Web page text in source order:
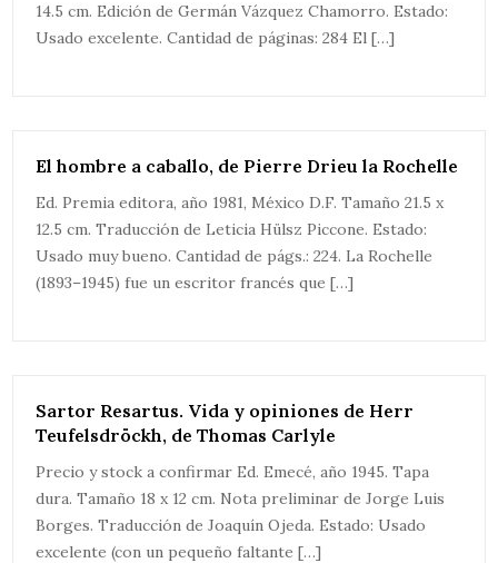
14.5 cm. Edición de Germán Vázquez Chamorro. Estado:
Usado excelente. Cantidad de páginas: 284 El […]
El hombre a caballo, de Pierre Drieu la Rochelle
Ed. Premia editora, año 1981, México D.F. Tamaño 21.5 x
12.5 cm. Traducción de Leticia Hülsz Piccone. Estado:
Usado muy bueno. Cantidad de págs.: 224. La Rochelle
(1893–1945) fue un escritor francés que […]
Sartor Resartus. Vida y opiniones de Herr
Teufelsdröckh, de Thomas Carlyle
Precio y stock a confirmar Ed. Emecé, año 1945. Tapa
dura. Tamaño 18 x 12 cm. Nota preliminar de Jorge Luis
Borges. Traducción de Joaquín Ojeda. Estado: Usado
excelente (con un pequeño faltante […]